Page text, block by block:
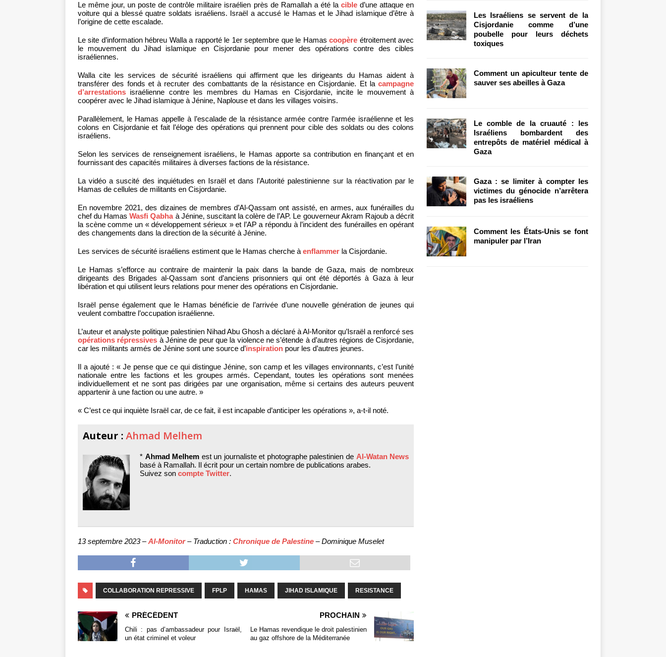
Le même jour, un poste de contrôle militaire israélien près de Ramallah a été la cibled’une attaque en
voiture qui a blessé quatre soldats israéliens. Israël a accusé le Hamas et le Jihad islamique d’être à
l’origine de cette escalade.
Le site d’information hébreu Walla a rapporté le 1er septembre que le Hamascoopère étroitement avec
le mouvement du Jihad islamique en Cisjordanie pour mener des opérations contre des cibles
israéliennes.
Walla cite les services de sécurité israéliens qui affirment que les dirigeants du Hamas aident à
transférer des fonds et à recruter des combattants de la résistance en Cisjordanie. Et lacampagne
d’arrestations israélienne contre les membres du Hamas en Cisjordanie, incite le mouvement à
coopérer avec le Jihad islamique à Jénine, Naplouse et dans les villages voisins.
Parallèlement, le Hamas appelle à l’escalade de la résistance armée contre l’armée israélienne et les
colons en Cisjordanie et fait l’éloge des opérations qui prennent pour cible des soldats ou des colons
israéliens.
Selon les services de renseignement israéliens, le Hamas apporte sa contribution en finançant et en
fournissant des capacités militaires à diverses factions de la résistance.
La vidéo a suscité des inquiétudes en Israël et dans l’Autorité palestinienne sur la réactivation par le
Hamas de cellules de militants en Cisjordanie.
En novembre 2021, des dizaines de membres d’Al-Qassam ont assisté, en armes, aux funérailles du
chef du HamasWasfi Qabhaà Jénine, suscitant la colère de l’AP. Le gouverneur Akram Rajoub a décrit
la scène comme un « développement sérieux » et l’AP a répondu à l’incident des funérailles en opérant
des changements dans la direction de la sécurité à Jénine.
Les services de sécurité israéliens estiment que le Hamas cherche à enflammer la Cisjordanie.
Le Hamas s’efforce au contraire de maintenir la paix dans la bande de Gaza, mais de nombreux
dirigeants des Brigades al-Qassam sont d’anciens prisonniers qui ont été déportés à Gaza à leur
libération et qui utilisent leurs relations pour mener des opérations en Cisjordanie.
Israël pense également que le Hamas bénéficie de l’arrivée d’une nouvelle génération de jeunes qui
veulent combattre l’occupation israélienne.
L’auteur et analyste politique palestinien Nihad Abu Ghosh a déclaré à Al-Monitor qu’Israël a renforcé ses
opérations répressives à Jénine de peur que la violence ne s’étende à d’autres régions de Cisjordanie,
car les militants armés de Jénine sont une source d’inspiration pour les d’autres jeunes.
Il a ajouté : « Je pense que ce qui distingue Jénine, son camp et les villages environnants, c’est l’unité
nationale entre les factions et les groupes armés. Cependant, toutes les opérations sont menées
individuellement et ne sont pas dirigées par une organisation, même si certains des auteurs peuvent
appartenir à une faction ou une autre. »
« C’est ce qui inquiète Israël car, de ce fait, il est incapable d’anticiper les opérations », a-t-il noté.
Auteur : Ahmad Melhem
* Ahmad Melhem est un journaliste et photographe palestinien de Al-Watan News
basé à Ramallah. Il écrit pour un certain nombre de publications arabes.
Suivez son compte Twitter.
13 septembre 2023 –Al-Monitor– Traduction : Chronique de Palestine – Dominique Muselet
COLLABORATION REPRESSIVE FPLP HAMAS JIHAD ISLAMIQUE RESISTANCE
PRÉCÉDENT
Chili : pas d’ambassadeur pour Israël,
un état criminel et voleur
PROCHAIN
Le Hamas revendique le droit palestinien
au gaz offshore de la Méditerranée
Les Israéliens se servent de la
Cisjordanie comme d’une
poubelle pour leurs déchets
toxiques
Comment un apiculteur tente de
sauver ses abeilles à Gaza
Le comble de la cruauté : les
Israéliens bombardent des
entrepôts de matériel médical à
Gaza
Gaza : se limiter à compter les
victimes du génocide n’arrêtera
pas les israéliens
Comment les États-Unis se font
manipuler par l’Iran